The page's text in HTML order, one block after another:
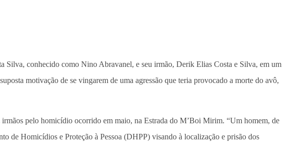
Silva, conhecido como Nino Abravanel, e seu irmão, Derik Elias Costa e Silva, em um
motivação de se vingarem de uma agressão que teria provocado a morte do avô,
irmãos pelo homicídio ocorrido em maio, na Estrada do M’Boi Mirim. “Um homem, de
de Homicídios e Proteção à Pessoa (DHPP) visando à localização e prisão dos